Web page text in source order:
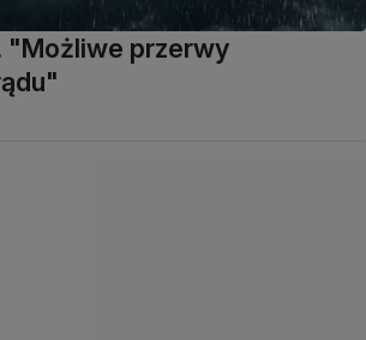
"Możliwe przerwy